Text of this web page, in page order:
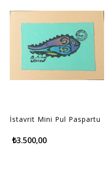
İstavrit Mini Pul Paspartu
₺3.500,00